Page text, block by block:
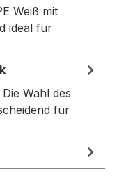
Weiß mit
ideal für
Wahl des
für